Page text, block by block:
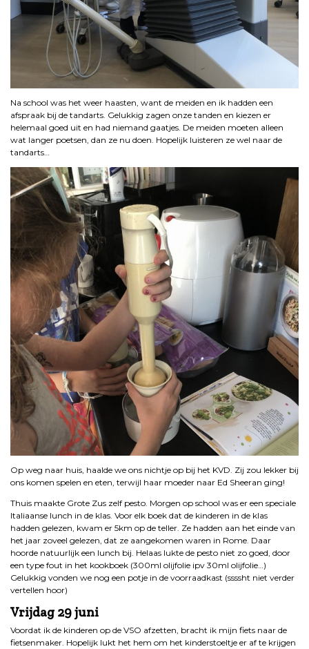
Na school was het weer haasten, want de meiden en ik hadden een
afspraak bij de tandarts. Gelukkig zagen onze tanden en kiezen er
helemaal goed uit en had niemand gaatjes. De meiden moeten alleen
wat langer poetsen, dan ze nu doen. Hopelijk luisteren ze wel naar de
tandarts…
Op weg naar huis, haalde we ons nichtje op bij het KVD. Zij zou lekker bij
ons komen spelen en eten, terwijl haar moeder naar Ed Sheeran ging!
Thuis maakte Grote Zus zelf pesto. Morgen op school was er een speciale
Italiaanse lunch in de klas. Voor elk boek dat de kinderen in de klas
hadden gelezen, kwam er 5km op de teller. Ze hadden aan het einde van
het jaar zoveel gelezen, dat ze aangekomen waren in Rome. Daar
hoorde natuurlijk een lunch bij. Helaas lukte de pesto niet zo goed, door
een type fout in het kookboek (300ml olijfolie ipv 30ml olijfolie…)
Gelukkig vonden we nog een potje in de voorraadkast (ssssht niet verder
vertellen hoor)
Vrijdag 29juni
Voordat ik de kinderen op de VSO afzetten, bracht ik mijn fiets naar de
fietsenmaker. Hopelijk lukt het hem om het kinderstoeltje er af te krijgen